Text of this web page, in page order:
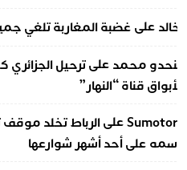
علىغضبة المغاربة تلغي
محمدعلىترحيل
قناة “النهار”
علىالرباط تخلد موقف
على أحد أشهر شوارعها